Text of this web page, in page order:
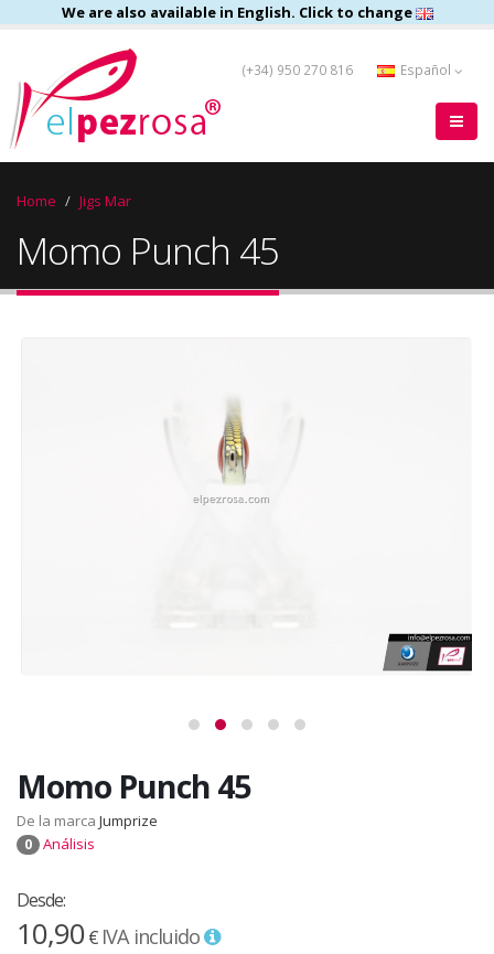
We are also available in English. Click to change
(+34) 950 270 816 Español
Home Jigs Mar
Momo Punch 45
Momo Punch 45
De la marca Jumprize
0 Análisis
Desde:
10,90€ IVA incluido